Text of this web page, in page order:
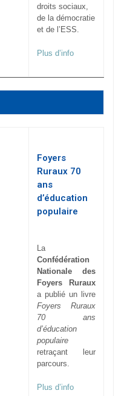
droits sociaux,
de la démocratie
et de l’ESS.
Plus d’info
Foyers
Ruraux 70
ans
d’éducation
populaire
La
Confédération
Nationale des
Foyers Ruraux
a publié un livre
Foyers Ruraux
70 ans
d’éducation
populaire
retraçant leur
parcours.
Plus d’info